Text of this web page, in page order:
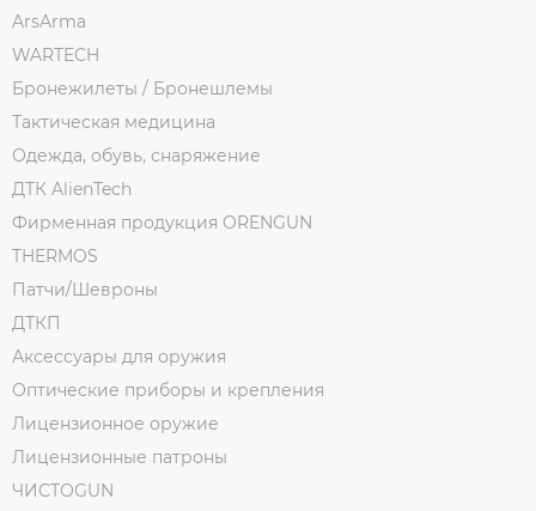
ArsArma
WARTECH
Бронежилеты / Бронешлемы
Тактическая медицина
Одежда, обувь, снаряжение
ДТК AlienTech
Фирменная продукция ORENGUN
THERMOS
Патчи/Шевроны
ДТКП
Аксессуары для оружия
Оптические приборы и крепления
Лицензионное оружие
Лицензионные патроны
ЧИСТОGUN